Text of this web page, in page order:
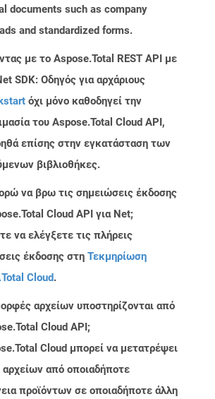
documents such as company
and standardized forms.
με το Aspose.Total REST API με
SDK: Οδηγός για αρχάριους
όχι μόνο καθοδηγεί την
του Aspose.Total Cloud API,
επίσης στην εγκατάσταση των
βιβλιοθήκες.
να βρω τις σημειώσεις έκδοσης
Cloud API για Net;
να ελέγξετε τις πλήρεις
έκδοσης στη Τεκμηρίωση
Cloud.
αρχείων υποστηρίζονται από
Cloud API;
Cloud μπορεί να μετατρέψει
από οποιαδήποτε
προϊόντων σε οποιαδήποτε άλλη